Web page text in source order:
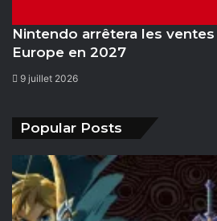
Nintendo arrêtera les
Europe en 2027
9 juillet 2026
Popular Posts